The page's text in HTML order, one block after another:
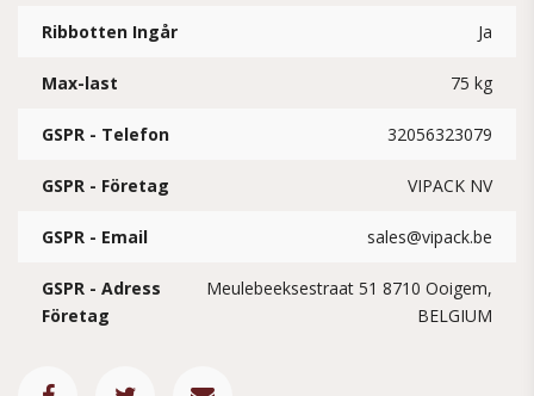
Ribbotten Ingår Ja
Max-last 75 kg
GSPR - Telefon 32056323079
GSPR - Företag VIPACK NV
GSPR - Email sales@vipack.be
GSPR - Adress
Företag
Meulebeeksestraat 51 8710 Ooigem,
BELGIUM